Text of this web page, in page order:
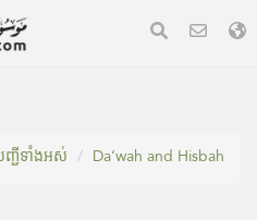
ជីទាំងអស់ Da‘wah and Hisbah